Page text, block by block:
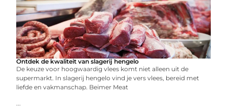
Ontdek de kwaliteit van slagerij hengelo
De keuze voor hoogwaardig vlees komt niet alleen uit de
supermarkt. In slagerij hengelo vind je vers vlees, bereid met
liefde en vakmanschap. Beimer Meat
...